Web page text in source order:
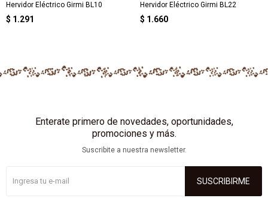
Hervidor Eléctrico Girmi BL10
$ 1.291
Hervidor Eléctrico Girmi BL22
$ 1.660
Enterate primero de novedades, oportunidades,
promociones y más.
Suscribite a nuestra newsletter.
SUSCRIBIRME